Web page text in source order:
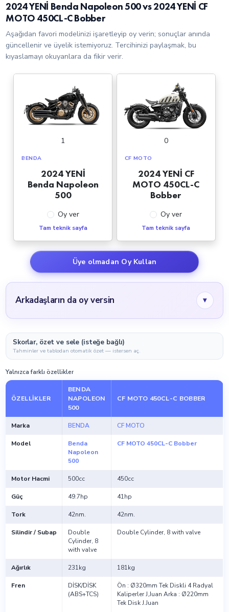
2024 YENİ Benda Napoleon 500 vs 2024 YENİ CF
MOTO 450CL-C Bobber
Aşağıdan favori modelinizi işaretleyip oy verin; sonuçlar anında
güncellenir ve üyelik istemiyoruz. Tercihinizi paylaşmak, bu
kıyaslamayı okuyanlara da fikir verir.
1
BENDA
2024 YENİ
Benda Napoleon
500
Oy ver
Tam teknik sayfa
0
CF MOTO
2024 YENİ CF
MOTO 450CL-C
Bobber
Oy ver
Tam teknik sayfa
Üye olmadan Oy Kullan
Arkadaşların da oy versin ▾
Skorlar, özet ve sele (isteğe bağlı)
Tahminler ve tablodan otomatik özet — istersen aç.
Yalnızca farklı özellikler
ÖZELLIKLER
BENDA
NAPOLEON
500
CF MOTO 450CL-C BOBBER
Marka BENDA CF MOTO
Model
Benda
Napoleon
500
CF MOTO 450CL-C Bobber
Motor Hacmi 500cc 450cc
Güç 49.7hp 41hp
Tork 42nm. 42nm.
Silindir / Subap
Double
Cylinder, 8
with valve
Double Cylinder, 8 with valve
Ağırlık 231kg 181kg
Fren
DİSK/DİSK
(ABS+TCS)
Ön : Ø320mm Tek Diskli 4 Radyal
Kaliperler J,Juan Arka : Ø220mm
Tek Disk J.Juan